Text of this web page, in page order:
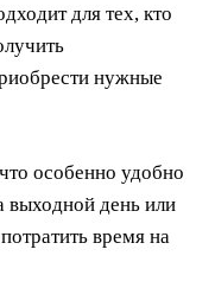
для тех, кто
нужные
особенно удобно
выходной день или
время на